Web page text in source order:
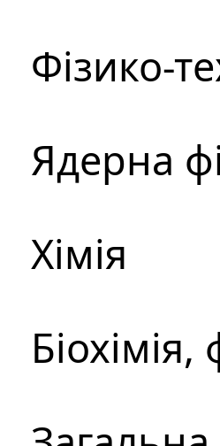
Фізико-
Ядерна
Хімія
Біохімія,